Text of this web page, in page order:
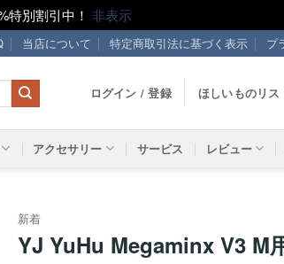
特別割引中！ 非表示
当店について 特定商取引法に基づく表示 プ
ログイン / 登録 ほしいものリス
アクセサリー サービス レビュー
新着
YJ YuHu Megaminx V3 M